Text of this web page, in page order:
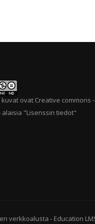
ovat Creative commons -
alaisia "Lisenssin tiedot"
verkkoalusta - Education